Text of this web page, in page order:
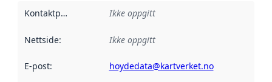
Kontaktpunkt Ikke oppgitt
Nettside: Ikke oppgitt
E-post: hoydedata@kartverket.no